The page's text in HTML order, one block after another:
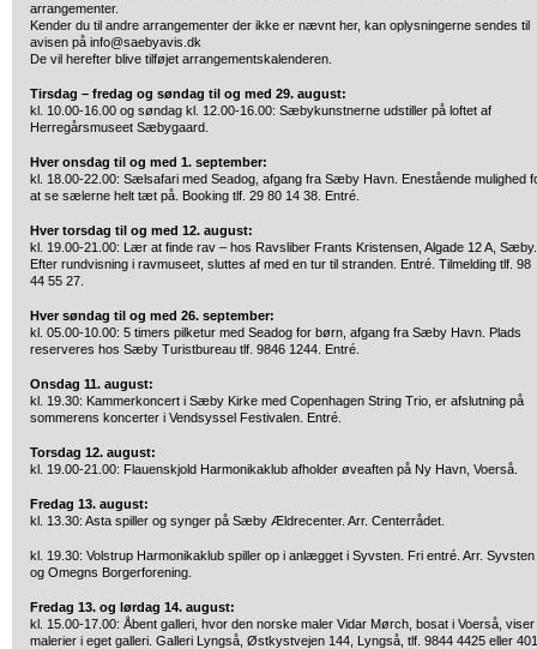
arrangementer.
Kender du til andre arrangementer der ikke er nævnt her, kan oplysningerne sendes til
avisen på info@saebyavis.dk
De vil herefter blive tilføjet arrangementskalenderen.
Tirsdag – fredag og søndag til og med 29. august:
kl. 10.00-16.00 og søndag kl. 12.00-16.00: Sæbykunstnerne udstiller på loftet af
Herregårsmuseet Sæbygaard.
Hver onsdag til og med 1. september:
kl. 18.00-22.00: Sælsafari med Seadog, afgang fra Sæby Havn. Enestående mulighed
at se sælerne helt tæt på. Booking tlf. 29 80 14 38. Entré.
Hver torsdag til og med 12. august:
kl. 19.00-21.00: Lær at finde rav – hos Ravsliber Frants Kristensen, Algade 12 A, Sæby.
Efter rundvisning i ravmuseet, sluttes af med en tur til stranden. Entré. Tilmelding tlf. 98
44 55 27.
Hver søndag til og med 26. september:
kl. 05.00-10.00: 5 timers pilketur med Seadog for børn, afgang fra Sæby Havn. Plads
reserveres hos Sæby Turistbureau tlf. 9846 1244. Entré.
Onsdag 11. august:
kl. 19.30: Kammerkoncert i Sæby Kirke med Copenhagen String Trio, er afslutning på
sommerens koncerter i Vendsyssel Festivalen. Entré.
Torsdag 12. august:
kl. 19.00-21.00: Flauenskjold Harmonikaklub afholder øveaften på Ny Havn, Voerså.
Fredag 13. august:
kl. 13.30: Asta spiller og synger på Sæby Ældrecenter. Arr. Centerrådet.
kl. 19.30: Volstrup Harmonikaklub spiller op i anlægget i Syvsten. Fri entré. Arr. Syvsten
og Omegns Borgerforening.
Fredag 13. og lørdag 14. august:
kl. 15.00-17.00: Åbent galleri, hvor den norske maler Vidar Mørch, bosat i Voerså, viser
malerier i eget galleri. Galleri Lyngså, Østkystvejen 144, Lyngså, tlf. 9844 4425 eller